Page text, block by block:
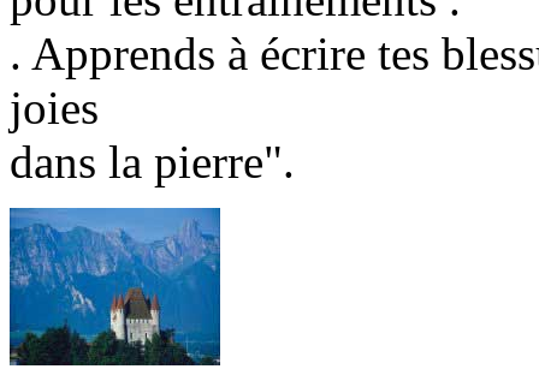
. Apprends à écrire tes
joies
dans la pierre".